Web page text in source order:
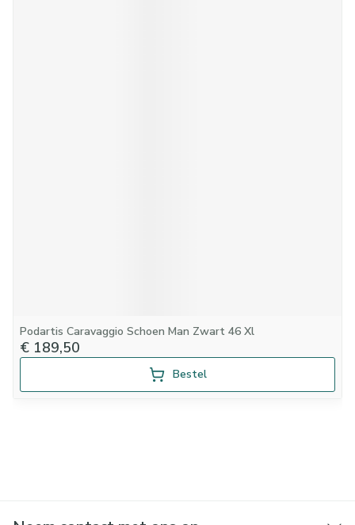
Podartis Caravaggio Schoen Man Zwart 46 Xl
€ 189,50
Bestel